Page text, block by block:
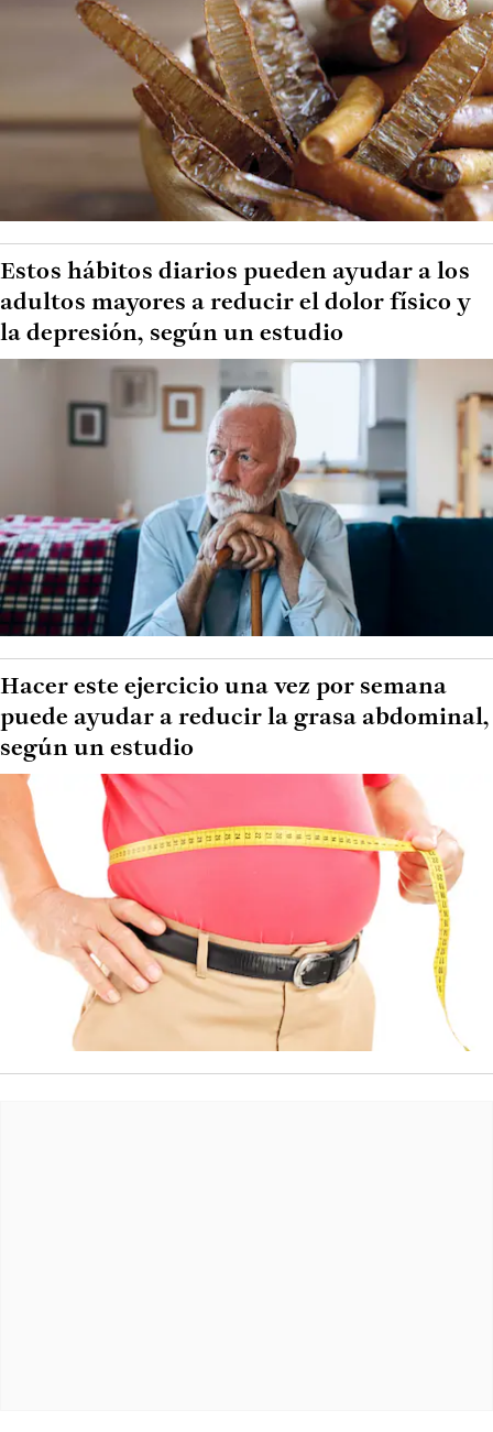
Estos hábitos diarios pueden ayudar a los
adultos mayores a reducir el dolor físico y
la depresión, según un estudio
Hacer este ejercicio una vez por semana
puede ayudar a reducir la grasa abdominal,
según un estudio